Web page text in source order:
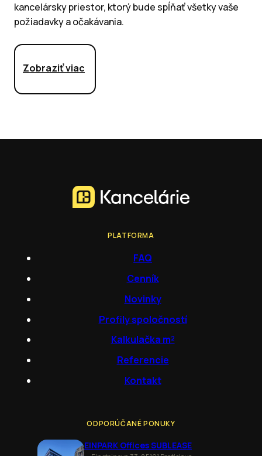
kancelársky priestor, ktorý bude spĺňať všetky vaše
požiadavky a očakávania.
Zobraziť viac
PLATFORMA
FAQ
Cenník
Novinky
Profily spoločností
Kalkulačka m²
Referencie
Kontakt
ODPORÚČANÉ PONUKY
EINPARK Offices SUBLEASE